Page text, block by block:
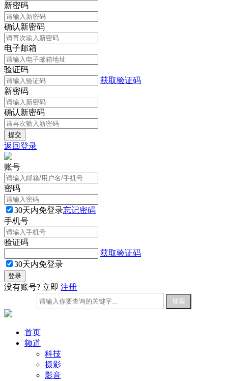
新密码
确认新密码
电子邮箱
验证码
获取验证码
新密码
确认新密码
返回登录
账号
密码
30天内免登录忘记密码
手机号
验证码
获取验证码
30天内免登录
没有账号? 立即 注册
首页
频道
科技
摄影
影音